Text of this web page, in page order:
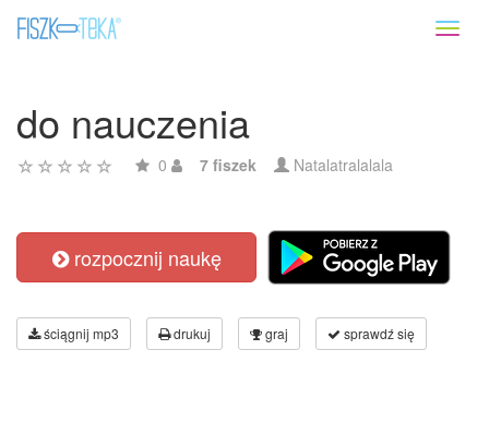
do nauczenia
0 7 fiszek Natalatralalala
rozpocznij naukę
ściągnij mp3 drukuj graj sprawdź się